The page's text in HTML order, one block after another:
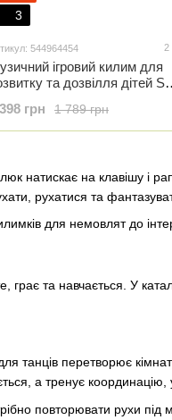
натискає на клавішу і
рухатися та
для немовлят до
грає та навчається. У
танців перетворює
а тренує координацію,
повторювати рухи
3
544964454 2
ігровий килим для
та дозвілля дітей
1 789 грн
грн